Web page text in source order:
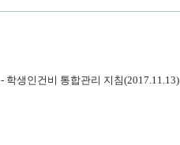
- 학생인건비 통합관리 지침(2017.11.13)